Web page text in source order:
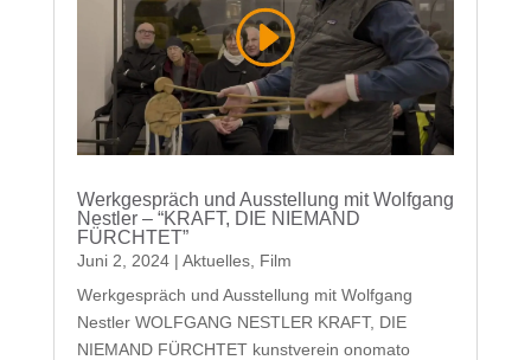
Werkgespräch und Ausstellung mit Wolfgang
Nestler – “KRAFT, DIE NIEMAND
FÜRCHTET”
Juni 2, 2024| Aktuelles, Film
Werkgespräch und Ausstellung mit Wolfgang
Nestler WOLFGANG NESTLER KRAFT, DIE
NIEMAND FÜRCHTET kunstverein onomato